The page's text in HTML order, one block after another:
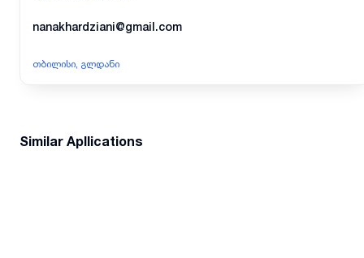
nanakhardziani@gmail.com
თბილისი, გლდანი
Similar Apllications